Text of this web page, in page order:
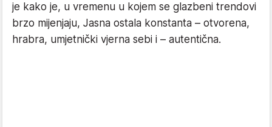
je kako je, u vremenu u kojem se glazbeni trendovi
brzo mijenjaju, Jasna ostala konstanta – otvorena,
hrabra, umjetnički vjerna sebi i – autentična.